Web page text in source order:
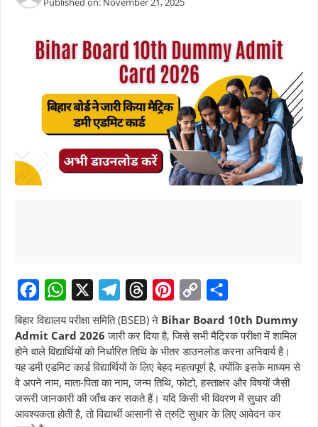
F
a
c
e
b
o
h
a
t
s
A
X
T
e
l
e
g
r
h
r
e
a
d
P
i
n
t
e
r
o
p
y
L
i
h
a
r
e
बिहार विद्यालय परीक्षा समिति (BSEB) ने Bihar Board 10th Dummy
Admit Card 2026 जारी कर दिया है, जिसे सभी मैट्रिक परीक्षा में शामिल
होने वाले विद्यार्थियों को निर्धारित तिथि के भीतर डाउनलोड करना अनिवार्य है।
यह डमी एडमिट कार्ड विद्यार्थियों के लिए बेहद महत्वपूर्ण है, क्योंकि इसके माध्यम से
वे अपने नाम, माता-पिता का नाम, जन्म तिथि, फोटो, हस्ताक्षर और विषयों जैसी
जरूरी जानकारी की जाँच कर सकते हैं। यदि किसी भी विवरण में सुधार की
आवश्यकता होती है, तो विद्यार्थी आसानी से त्रुटि सुधार के लिए आवेदन कर